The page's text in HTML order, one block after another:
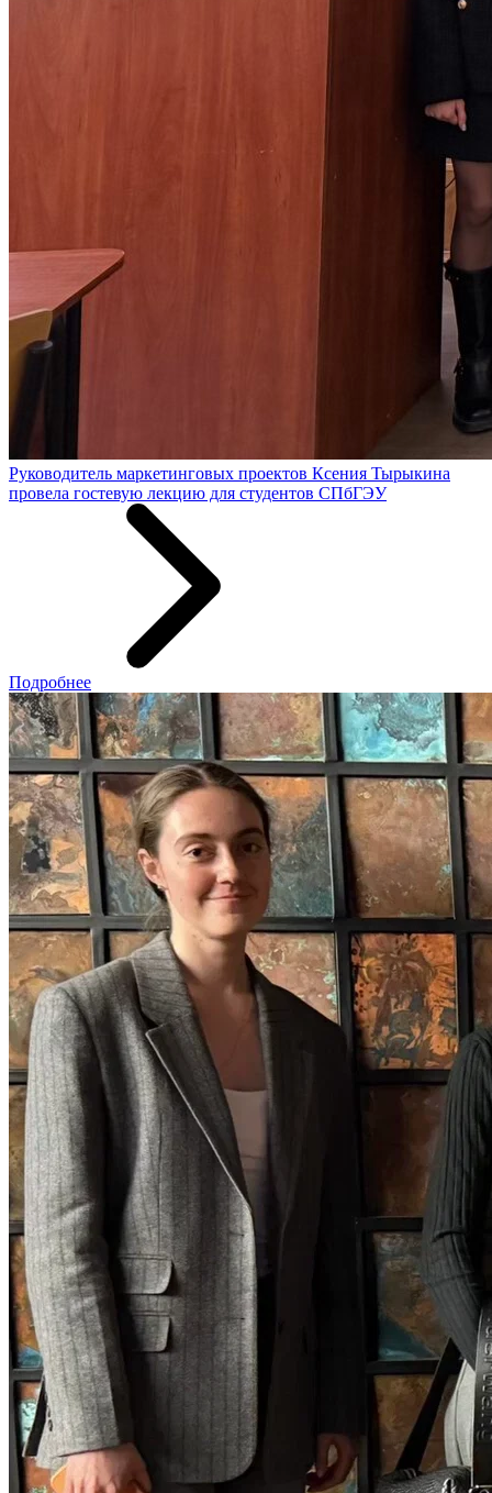
Руководитель маркетинговых проектов Ксения Тырыкина
провела гостевую лекцию для студентов СПбГЭУ
Подробнее